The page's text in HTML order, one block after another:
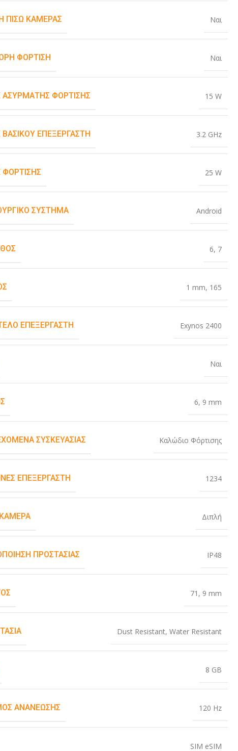
ΠΊΣΩ ΚΆΜΕΡΑΣ Ναι
ΦΌΡΤΙΣΗ Ναι
ΑΣΎΡΜΑΤΗΣ ΦΌΡΤΙΣΗΣ 15 W
ΒΑΣΙΚΟΎ ΕΠΕΞΕΡΓΑΣΤΉ 3.2 GHz
ΦΌΡΤΙΣΗΣ 25 W
ΣΎΣΤΗΜΑ Android
6, 7
1 mm, 165
ΕΠΕΞΕΡΓΑΣΤΉ Exynos 2400
Ναι
6, 9 mm
ΣΥΣΚΕΥΑΣΊΑΣ Καλώδιο Φόρτισης
ΕΠΕΞΕΡΓΑΣΤΉ 1234
Διπλή
ΠΡΟΣΤΑΣΊΑΣ IP48
71 , 9 mm
Dust Resistant, Water Resistant
8 GB
ΑΝΑΝΈΩΣΗΣ 120 Hz
SIM eSIM